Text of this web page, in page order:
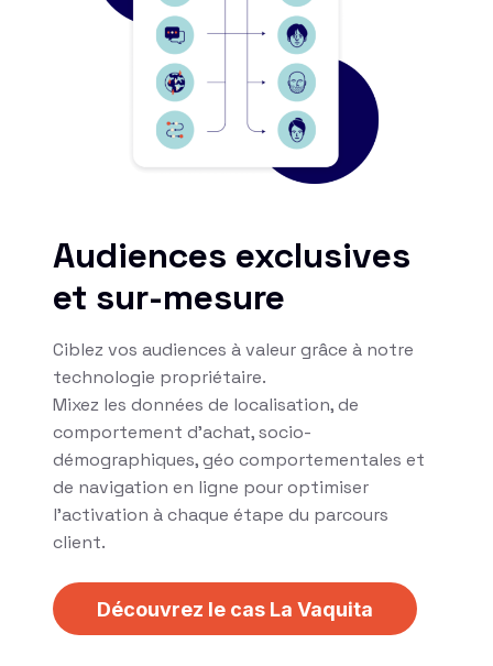
Audiences exclusives
et sur-mesure
Ciblez vos audiences à valeur grâce à notre
technologie propriétaire.
Mixez les données de localisation, de
comportement d’achat, socio-
démographiques, géo comportementales et
de navigation en ligne pour optimiser
l’activation à chaque étape du parcours
client.
Découvrez le cas La Vaquita